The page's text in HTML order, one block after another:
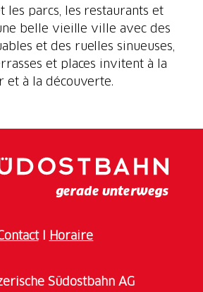
les parcs, les restaurants et
belle vieille ville avec des
et des ruelles sinueuses,
et places invitent à la
et à la découverte.
I Horaire
Südostbahn AG